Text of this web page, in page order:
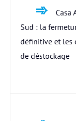
Casa
Sud : la
définitive et les
de déstockage